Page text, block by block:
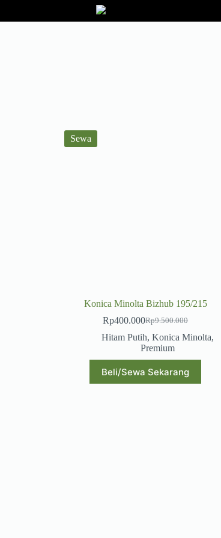
Sewa
Konica Minolta Bizhub 195/215
Rp9.500.000
Rp400.000
Hitam Putih, Konica Minolta,
Premium
Beli/Sewa Sekarang